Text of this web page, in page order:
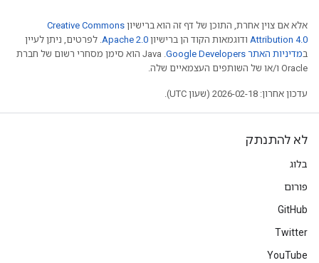
אלא אם צוין אחרת, התוכן של דף זה הוא ברישיון Creative Commons
Attribution 4.0 ודוגמאות הקוד הן ברישיון Apache 2.0. לפרטים, ניתן לעיין
במדיניות האתר Google Developers‏
.‏ Java הוא סימן מסחרי רשום של חברת
Oracle ו/או של השותפים העצמאיים שלה.
עדכון אחרון: 2026-02-18 (שעון UTC).
לא להתנתק
בלוג
פורום
GitHub
Twitter
YouTube